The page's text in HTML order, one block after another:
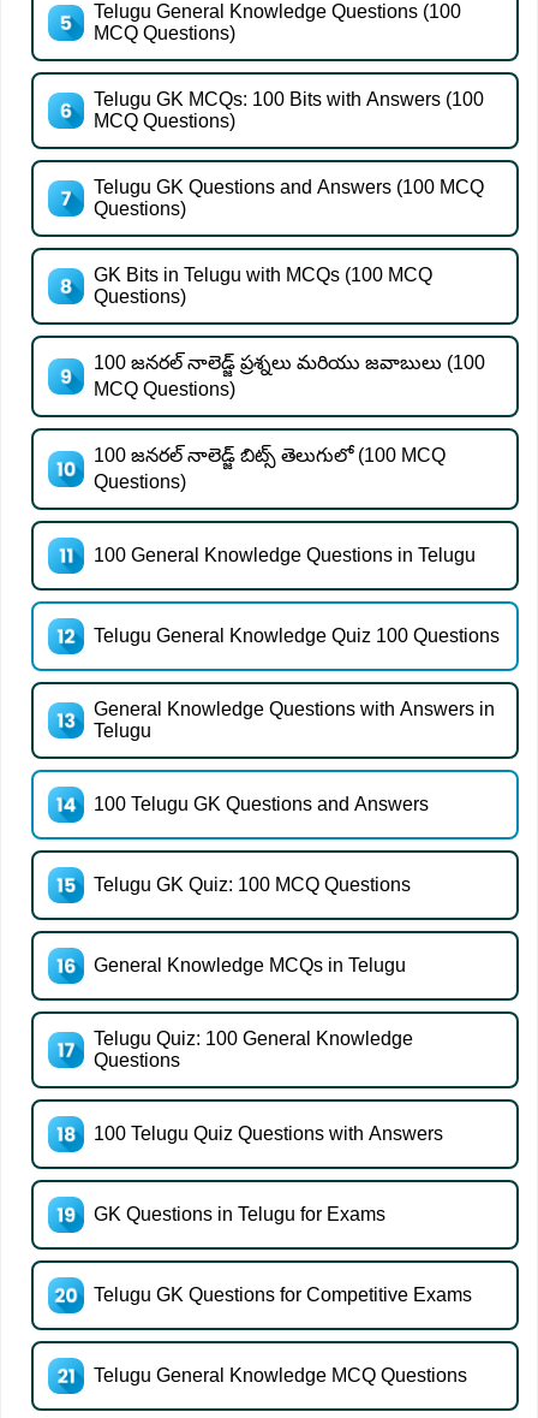
Telugu General Knowledge Questions (100
MCQ Questions)
Telugu GK MCQs: 100 Bits with Answers (100
MCQ Questions)
Telugu GK Questions and Answers (100 MCQ
Questions)
GK Bits in Telugu with MCQs (100 MCQ
Questions)
100 జనరల్ నాలెడ్జ్ ప్రశ్నలు మరియు జవాబులు (100
MCQ Questions)
100 జనరల్ నాలెడ్జ్ బిట్స్ తెలుగులో (100 MCQ
Questions)
100 General Knowledge Questions in Telugu
Telugu General Knowledge Quiz 100 Questions
General Knowledge Questions with Answers in
Telugu
100 Telugu GK Questions and Answers
Telugu GK Quiz: 100 MCQ Questions
General Knowledge MCQs in Telugu
Telugu Quiz: 100 General Knowledge
Questions
100 Telugu Quiz Questions with Answers
GK Questions in Telugu for Exams
Telugu GK Questions for Competitive Exams
Telugu General Knowledge MCQ Questions